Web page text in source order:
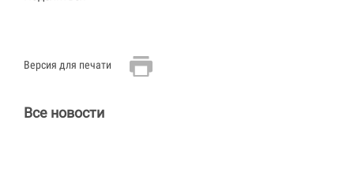
Версия для печати
Все новости